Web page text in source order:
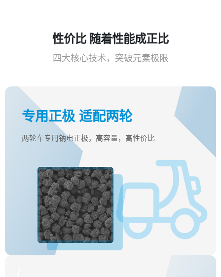
性价比 随着性能成正比
四大核心技术，突破元素极限
专用正极 适配两轮
两轮车专用钠电正极，高容量，高性价比